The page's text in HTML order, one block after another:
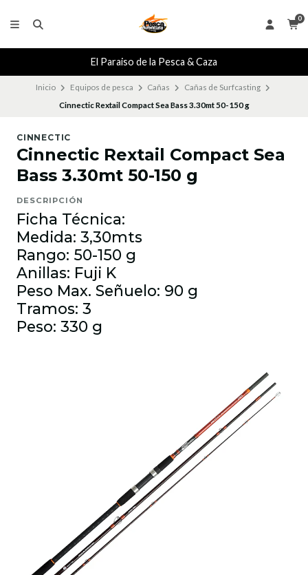
0
El Paraiso de la Pesca & Caza
Inicio Equipos de pesca Cañas
Cañas de Surfcasting
Cinnectic Rextail Compact Sea Bass 3.30mt 50-150 g
CINNECTIC
Cinnectic Rextail Compact Sea
Bass 3.30mt 50-150 g
DESCRIPCIÓN
Ficha Técnica:
Medida: 3,30mts
Rango: 50-150 g
Anillas: Fuji K
Peso Max. Señuelo: 90 g
Tramos: 3
Peso: 330 g